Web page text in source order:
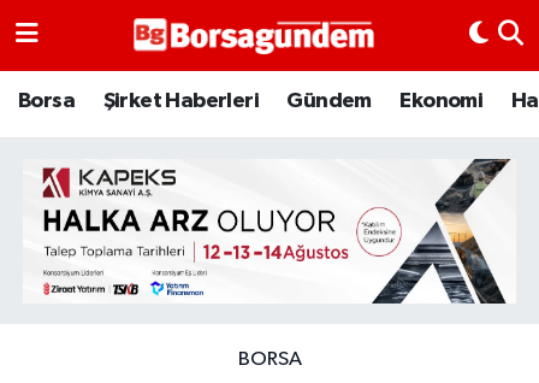
Borsa Şirket Haberleri Gündem Ekonomi
BORSA
Borsa
Emtia
Galeri